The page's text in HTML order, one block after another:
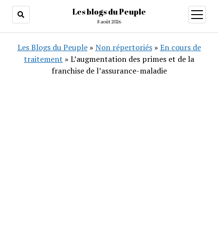
Les blogs du Peuple
8 août 2026
ouvrir
menu
Les Blogs du Peuple» Non répertoriés» En cours de
traitement » L’augmentation des primes et de la
franchise de l’assurance-maladie